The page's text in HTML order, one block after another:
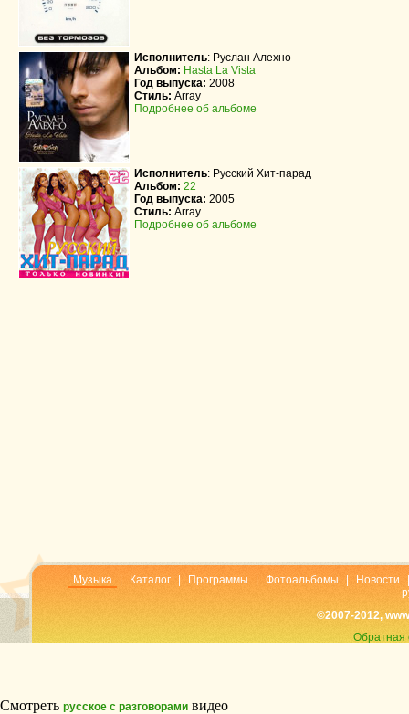
Исполнитель: Руслан Алехно
Альбом: Hasta La Vista
Год выпуска: 2008
Стиль: Array
Подробнее об альбоме
Исполнитель: Русский Хит-парад
Альбом: 22
Год выпуска: 2005
Стиль: Array
Подробнее об альбоме
Музыка Каталог Программы Фотоальбомы Новости
©2007-2012,
Обратная
Смотреть русское с разговорами видео